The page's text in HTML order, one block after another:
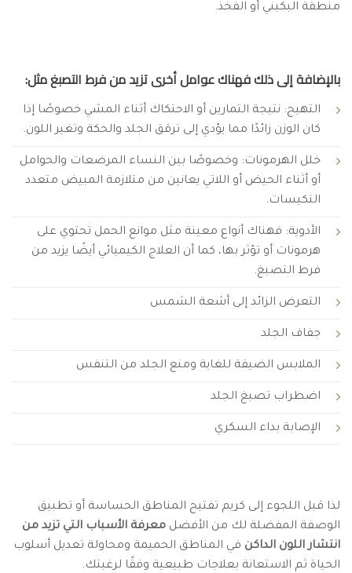
منطقة البكيني أو الفخذ.
بالإضافة إلى ذلك فهناك عوامل أخرى تزيد من فرط التصبغ مثل:
التهيج: نتيجة التمارين أو الاحتكاك أثناء المشي خصوصًا إذا
كان الوزن زائدًا مما يؤدي إلى ترقق الجلد والحكة وتغير اللون.
خلل الهرمونات: وخصوصًا بين النساء المرضعات والحوامل
أو أثناء الحيض أو اللاتي يعانين من متلازمة المبيض متعدد
التكيسات.
الأدوية: فهناك أنواع معينة مثل موانع الحمل تحتوي على
هرمونات أو تؤثر بها، كما أن العلاج الكيميائي أيضًا يزيد من
فرط التصبغ.
التعرض الزائد إلى أشعة الشمس
جفاف الجلد
الملابس الضيقة للغاية ومنع الجلد من التنفس
اضطراب تصبغ الجلد
الإصابة بداء السكري
لذا قبل اللجوء إلى كريم تفتيح المناطق الحساسة أو تطبيق
الوصفة المفضلة لك من الأفضل معرفة الأسباب التي تزيد من
انتشار اللون الداكن في المناطق الحميمة ومحاولة تعديل أسلوب
الحياة ثم الاستعانة بعلاجات طبيعية وفقًا لرغبتك.